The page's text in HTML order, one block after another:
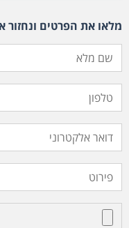
מלאו את הפרטים ונחזור